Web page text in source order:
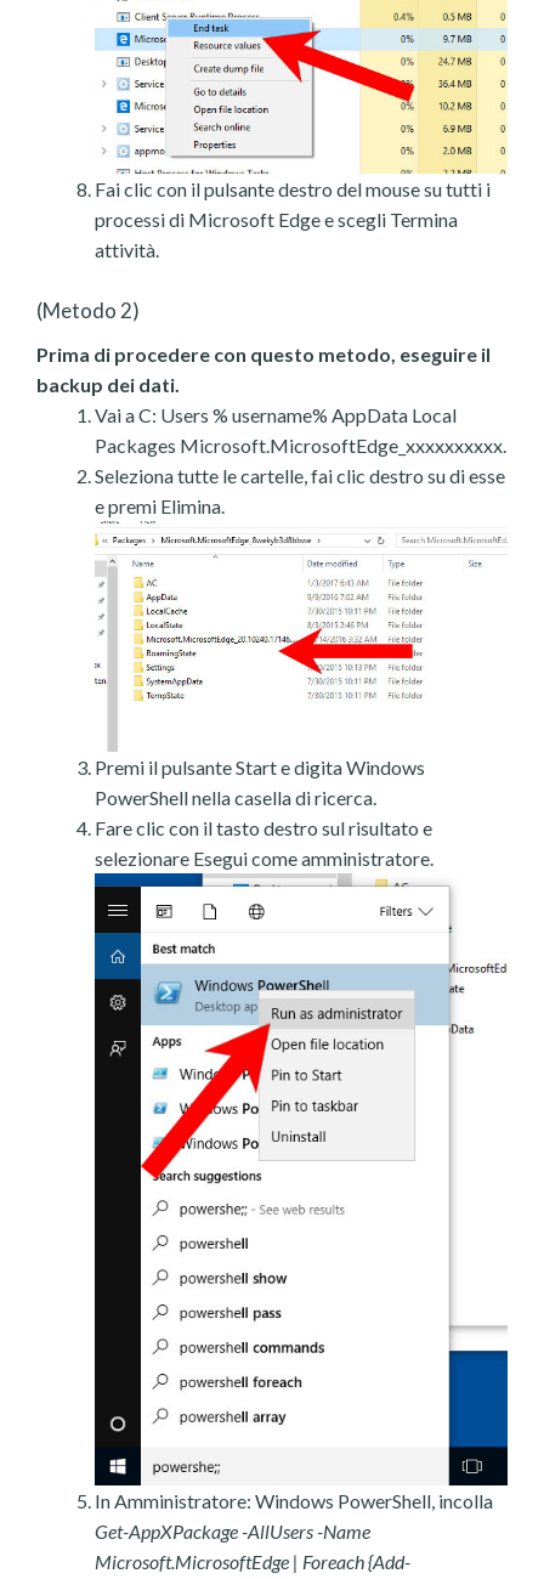
Fai clic con il pulsante destro del mouse su tutti i
processi di Microsoft Edge e scegli Termina
attività.
(Metodo 2)
Prima di procedere con questo metodo, eseguire il
backup dei dati.
Vai a C: Users % username% AppData Local
Packages Microsoft.MicrosoftEdge_xxxxxxxxxx.
Seleziona tutte le cartelle, fai clic destro su di esse
e premi Elimina.
Premi il pulsante Start e digita Windows
PowerShell nella casella di ricerca.
Fare clic con il tasto destro sul risultato e
selezionare Esegui come amministratore.
In Amministratore: Windows PowerShell, incolla
Get-AppXPackage -AllUsers -Name
Microsoft.MicrosoftEdge | Foreach {Add-